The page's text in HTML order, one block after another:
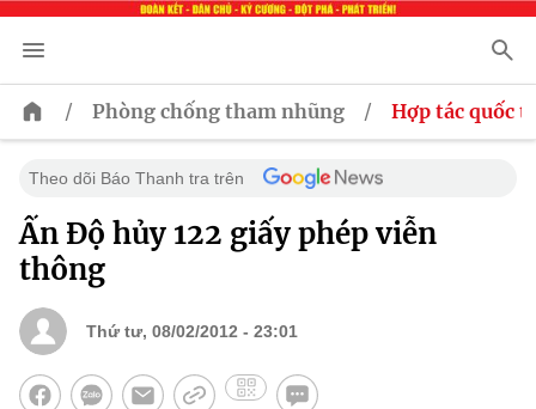
/ Phòng chống tham nhũng / Hợp tác quốc
Theo dõi Báo Thanh tra trên
Ấn Độ hủy 122 giấy phép viễn
thông
Thứ tư, 08/02/2012 - 23:01